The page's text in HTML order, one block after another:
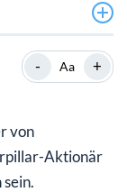
- Aa +
von
Aktionär